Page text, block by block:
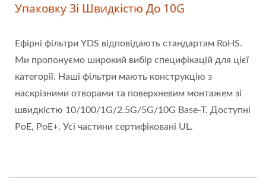
Упаковку Зі Швидкістю До 10G
Ефірні фільтри YDS відповідають стандартам RoHS.
Ми пропонуємо широкий вибір специфікацій для цієї
категорії. Наші фільтри мають конструкцію з
наскрізними отворами та поверхневим монтажем зі
швидкістю 10/100/1G/2.5G/5G/10G Base-T. Доступні
PoE, PoE+. Усі частини сертифіковані UL.